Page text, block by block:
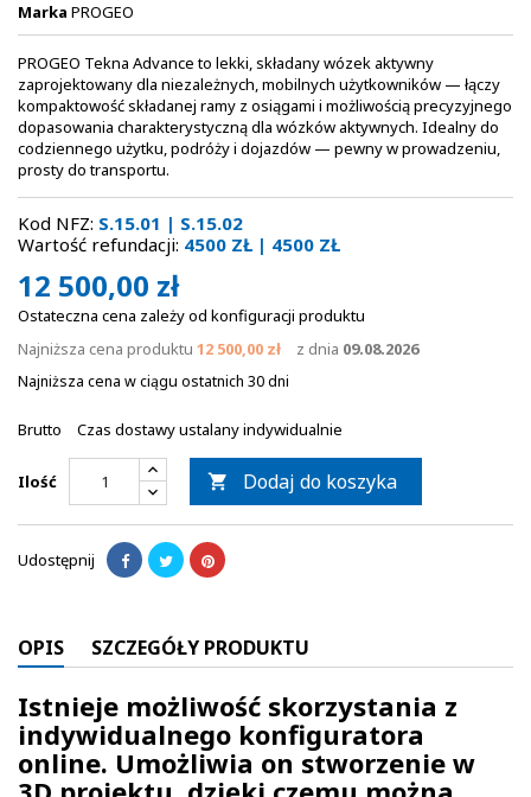
Marka PROGEO
PROGEO Tekna Advance to lekki, składany wózek aktywny
zaprojektowany dla niezależnych, mobilnych użytkowników — łączy
kompaktowość składanej ramy z osiągami i możliwością precyzyjnego
dopasowania charakterystyczną dla wózków aktywnych. Idealny do
codziennego użytku, podróży i dojazdów — pewny w prowadzeniu,
prosty do transportu.
Kod NFZ: S.15.01 | S.15.02
Wartość refundacji: 4500 ZŁ | 4500 ZŁ
12 500,00 zł
Ostateczna cena zależy od konfiguracji produktu
Najniższa cena produktu 12 500,00 zł z dnia 09.08.2026
Najniższa cena w ciągu ostatnich 30 dni
Brutto Czas dostawy ustalany indywidualnie
Ilość  Dodaj do koszyka
Udostępnij
OPIS SZCZEGÓŁY PRODUKTU
Istnieje możliwość skorzystania z
indywidualnego konfiguratora
online. Umożliwia on stworzenie w